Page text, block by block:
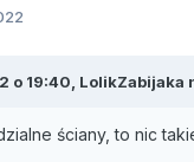
o 19:40, LolikZabijaka
ściany, to nic